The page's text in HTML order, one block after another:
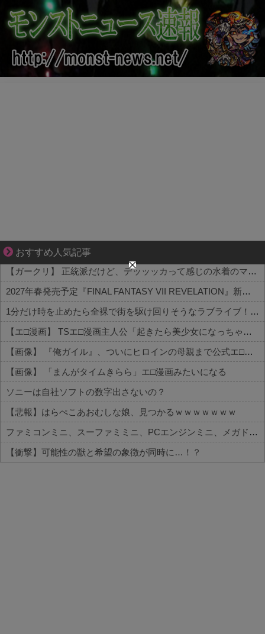
おすすめ人気記事
【マンガ】バラシ屋トシヤの漫画セレクション
【ガークリ】 正統派だけど、デッッッカって感じの水着のマネ、ラファエ口、セッシュウへの反応！！！
2027年春発売予定『FINAL FANTASY VII REVELATION』新映像が「gamescom Opening Night Live」で公開！8/26 午前3時配信予定
1分だけ時を止めたら全裸で街を駆け回りそうなラブライブ！キャラ
【エ□漫画】 TSエ□漫画主人公「起きたら美少女になっちゃった！？」ワイ「おお」
【画像】 『俺ガイル』、ついにヒロインの母親まで公式エ□グッズが出てしまう
【画像】 「まんがタイムきらら」エ□漫画みたいになる
ソニーは自社ソフトの数字出さないの？
【悲報】はらぺこあおむしな娘、見つかるｗｗｗｗｗｗｗ
ファミコンミニ、スーファミミニ、PCエンジンミニ、メガドラミニ、ネオジオミニ
【衝撃】可能性の獣と希望の象徴が同時に…！？